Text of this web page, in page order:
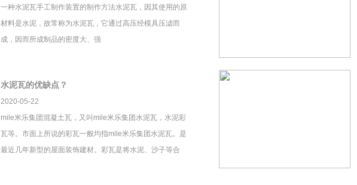
一种水泥瓦手工制作装置的制作方法水泥瓦，因其使用的原
材料是水泥，故常称为水泥瓦，它通过高压经模具压滤而
成，因而所成制品的密度大、强
水泥瓦的优缺点？
2020-05-22
mile米乐集团混凝土瓦，又叫mile米乐集团水泥瓦，水泥彩
瓦等。市面上所说的彩瓦一般均指mile米乐集团水泥瓦。是
最近几年新型的屋面装饰建材。彩瓦是将水泥、沙子等合